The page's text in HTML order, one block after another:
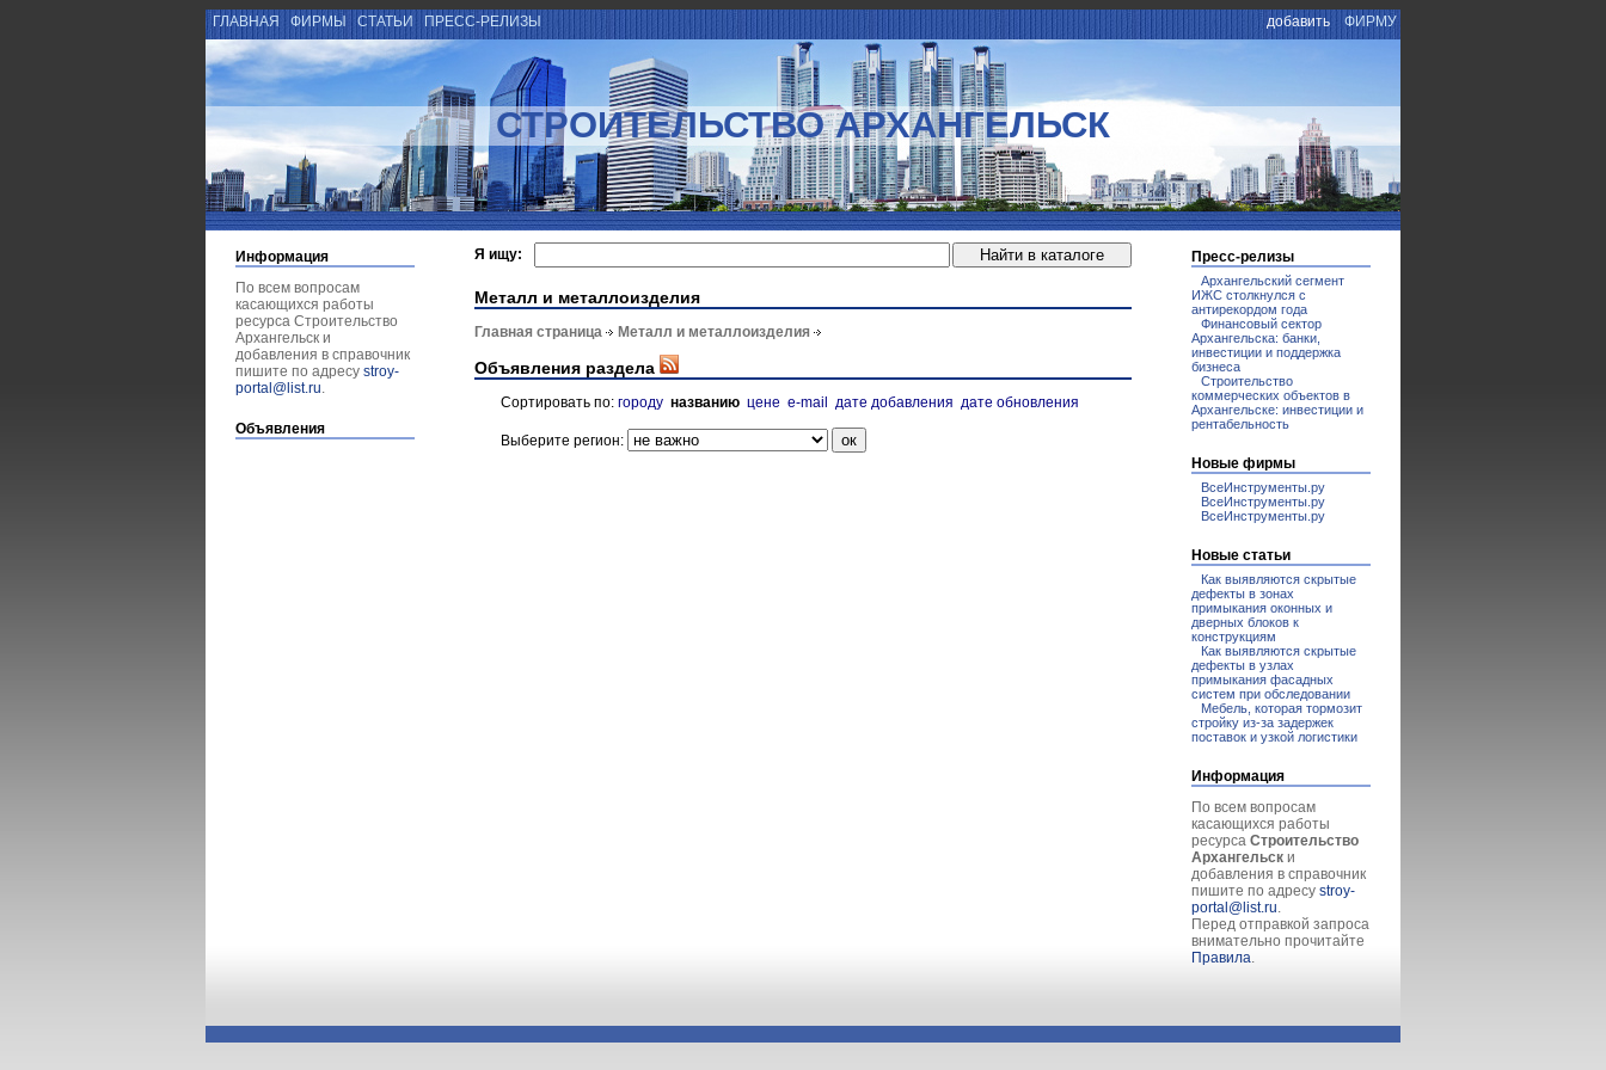
ГЛАВНАЯ ФИРМЫ СТАТЬИ ПРЕСС-РЕЛИЗЫ добавить ФИРМУ
СТРОИТЕЛЬСТВО АРХАНГЕЛЬСК
Информация
По всем вопросам
касающихся работы
ресурса Строительство
Архангельск и
добавления в справочник
пишите по адресу stroy-
portal@list.ru.
Объявления
Я ищу:
Металл и металлоизделия
Главная страница Металл и металлоизделия
Объявления раздела
Сортировать по: городу названию цене e-mail дате добавления дате обновления
Выберите регион:
Пресс-релизы
Архангельский сегмент
ИЖС столкнулся с
антирекордом года
Финансовый сектор
Архангельска: банки,
инвестиции и поддержка
бизнеса
Строительство
коммерческих объектов в
Архангельске: инвестиции и
рентабельность
Новые фирмы
ВсеИнструменты.ру
ВсеИнструменты.ру
ВсеИнструменты.ру
Новые статьи
Как выявляются скрытые
дефекты в зонах
примыкания оконных и
дверных блоков к
конструкциям
Как выявляются скрытые
дефекты в узлах
примыкания фасадных
систем при обследовании
Мебель, которая тормозит
стройку из-за задержек
поставок и узкой логистики
Информация
По всем вопросам
касающихся работы
ресурса Строительство
Архангельск и
добавления в справочник
пишите по адресу stroy-
portal@list.ru.
Перед отправкой запроса
внимательно прочитайте
Правила.